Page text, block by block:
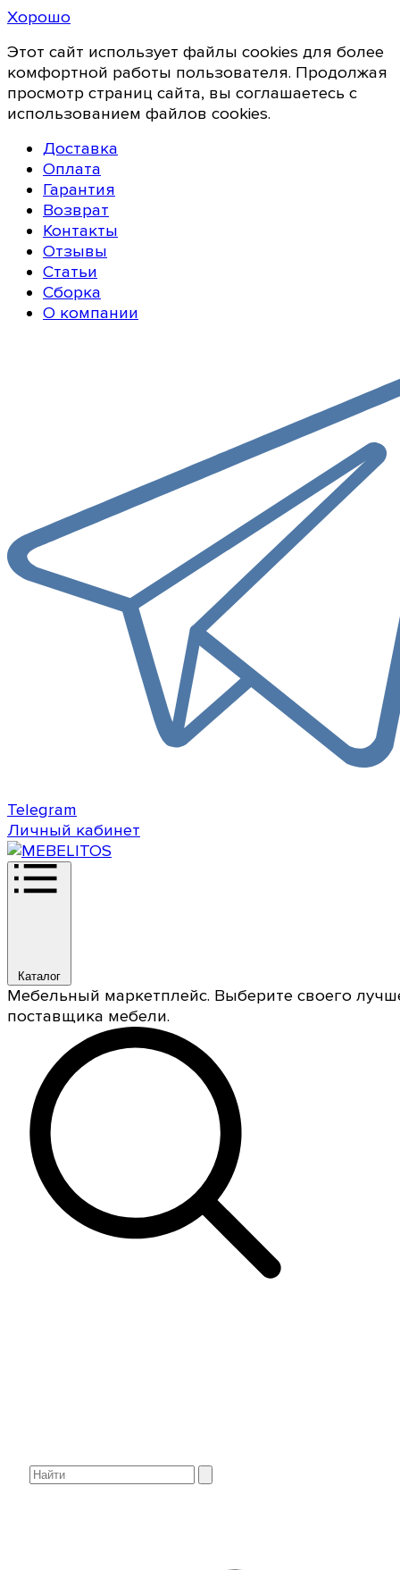
Хорошо
Этот сайт использует файлы cookies для более
комфортной работы пользователя. Продолжая
просмотр страниц сайта, вы соглашаетесь с
использованием файлов cookies.
Доставка
Оплата
Гарантия
Возврат
Контакты
Отзывы
Статьи
Сборка
О компании
Telegram
Личный кабинет
Каталог
Мебельный маркетплейс. Выберите своего
поставщика мебели.